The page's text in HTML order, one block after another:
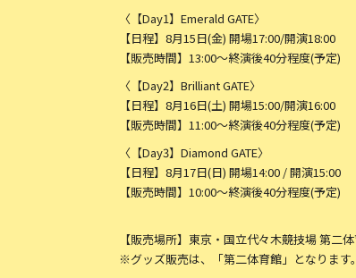
〈【Day1】Emerald GATE〉
【日程】8月15日(金) 開場17:00/開演18:00
【販売時間】13:00～終演後40分程度(予定)
〈【Day2】Brilliant GATE〉
【日程】8月16日(土) 開場15:00/開演16:00
【販売時間】11:00～終演後40分程度(予定)
〈【Day3】Diamond GATE〉
【日程】8月17日(日) 開場14:00 / 開演15:00
【販売時間】10:00～終演後40分程度(予定)
【販売場所】東京・国立代々木競技場 第二
※グッズ販売は、「第二体育館」となります